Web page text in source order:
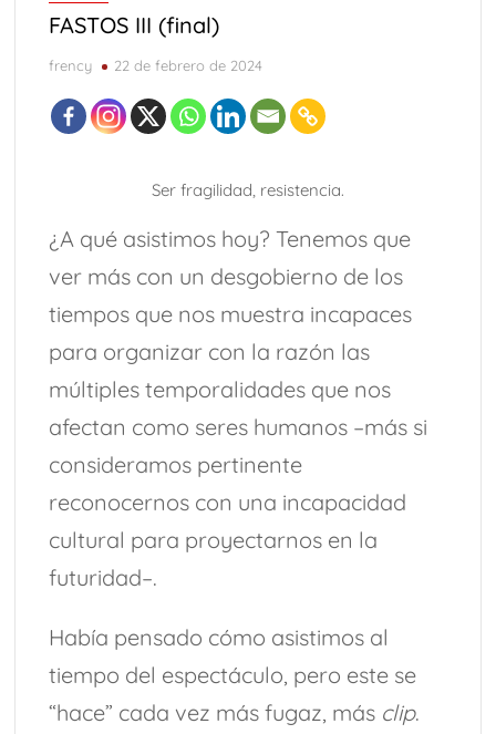
FASTOS III (final)
frency 22 de febrero de 2024
Ser fragilidad, resistencia.
¿A qué asistimos hoy? Tenemos que
ver más con un desgobierno de los
tiempos que nos muestra incapaces
para organizar con la razón las
múltiples temporalidades que nos
afectan como seres humanos –más si
consideramos pertinente
reconocernos con una incapacidad
cultural para proyectarnos en la
futuridad–.
Había pensado cómo asistimos al
tiempo del espectáculo, pero este se
“hace” cada vez más fugaz, más clip.